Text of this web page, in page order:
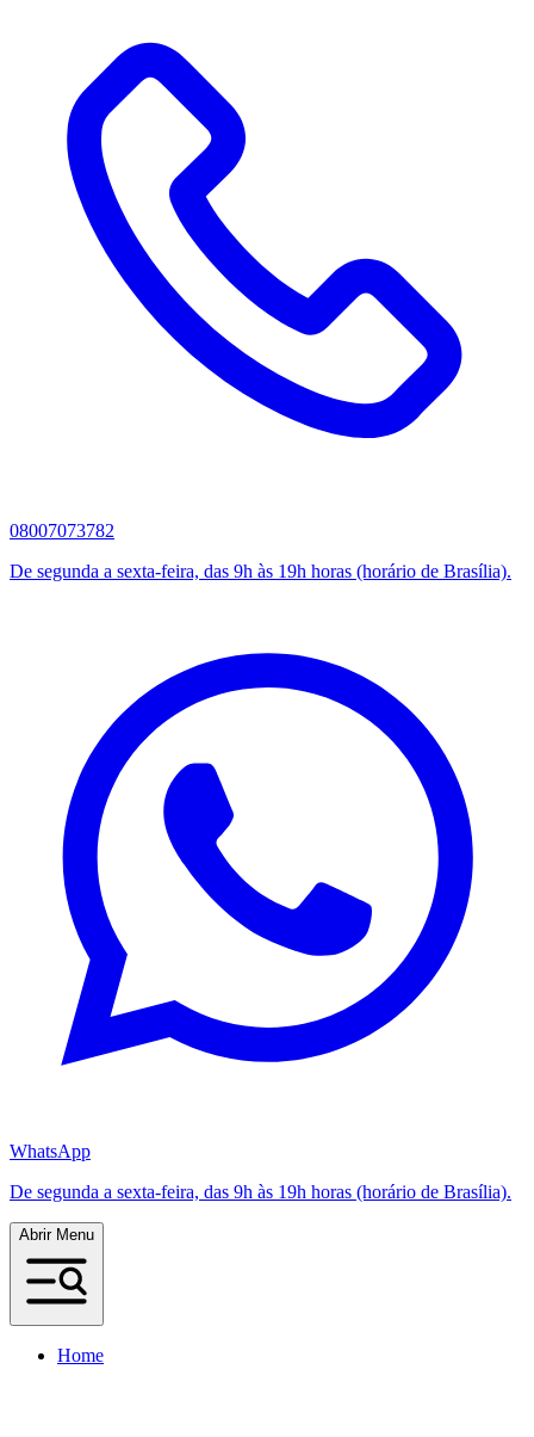
08007073782
De segunda a sexta-feira, das 9h às 19h horas (horário de Brasília).
WhatsApp
De segunda a sexta-feira, das 9h às 19h horas (horário de Brasília).
Abrir Menu
Home